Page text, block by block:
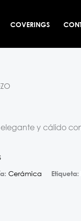
COVERINGS
y cálido
Cerámica Etiqueta: